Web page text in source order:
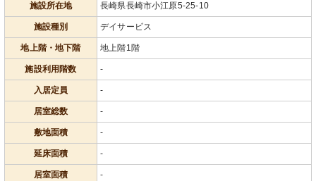
施設所在地 長崎県長崎市小江原5-25-10
施設種別 デイサービス
地上階・地下階 地上階1階
施設利用階数 -
入居定員 -
居室総数 -
敷地面積 -
延床面積 -
居室面積 -